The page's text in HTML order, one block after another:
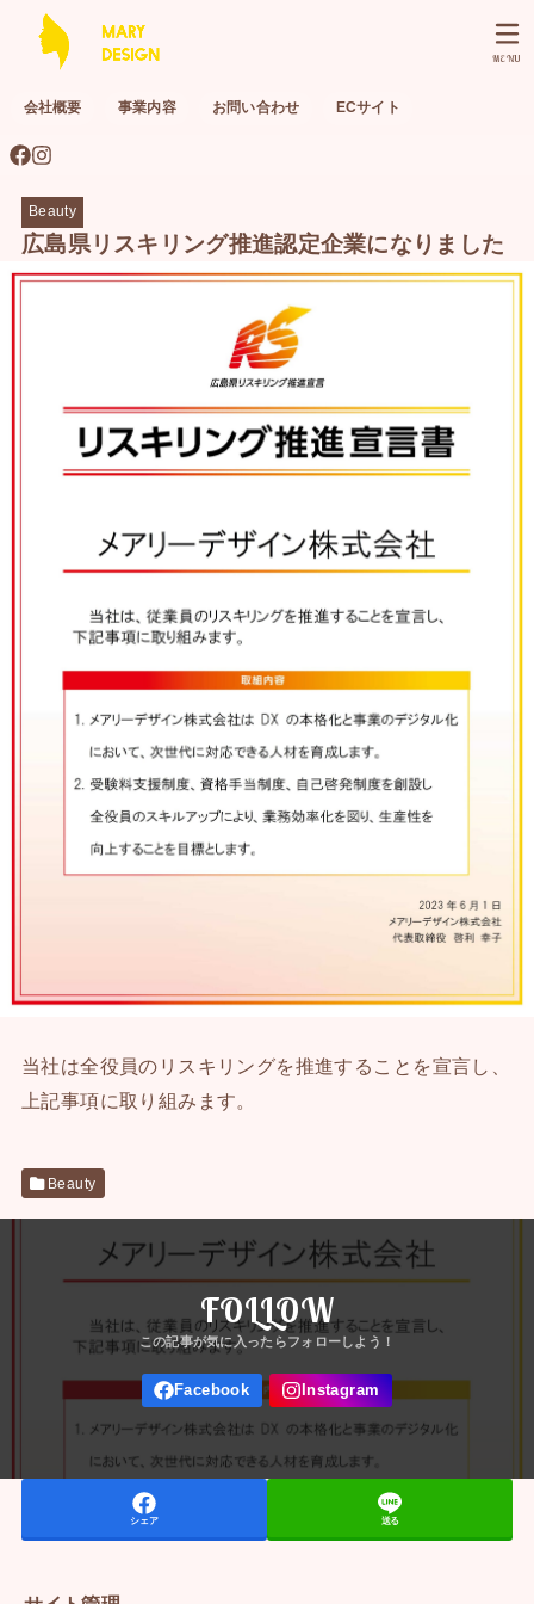
会社概要 事業内容 お問い合わせ ECサイト
MENU
Beauty
広島県リスキリング推進認定企業になりました
当社は全役員のリスキリングを推進することを宣言し、
上記事項に取り組みます。
Beauty
FOLLOW
シェア 送る